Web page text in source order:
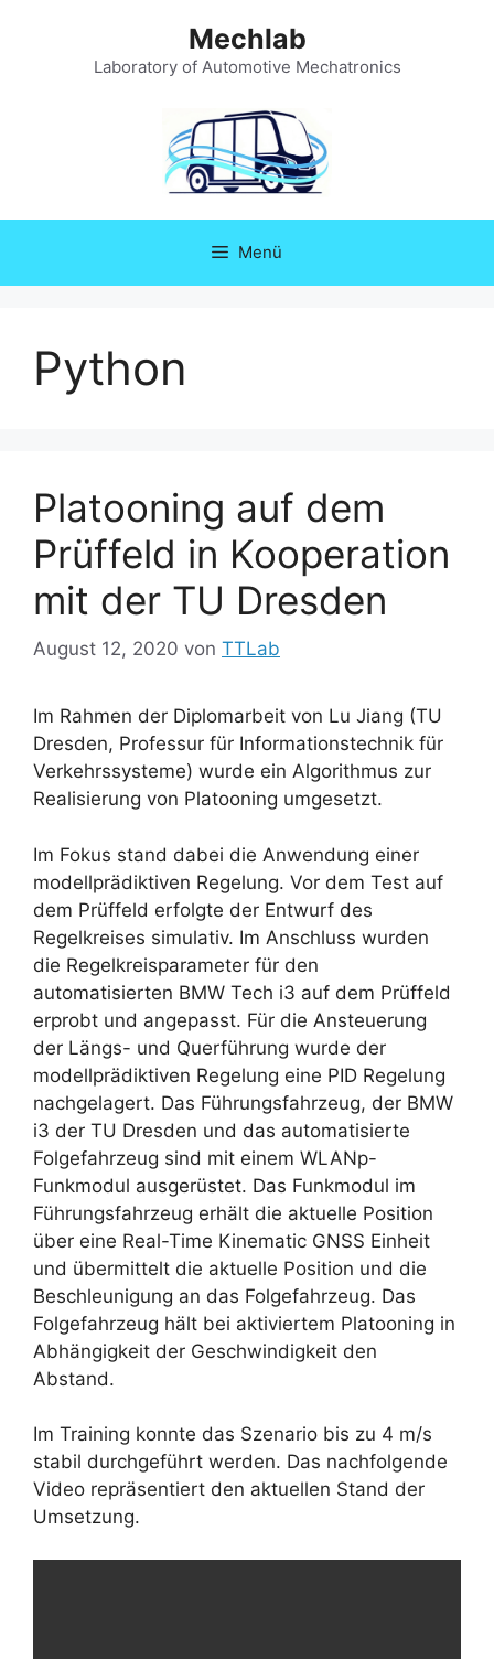
Mechlab
Laboratory of Automotive Mechatronics
Menü
Python
Platooning auf dem
Prüffeld in Kooperation
mit der TU Dresden
August 12, 2020 von TTLab
Im Rahmen der Diplomarbeit von Lu Jiang (TU
Dresden, Professur für Informations­technik für
Verkehrssys­teme) wurde ein Algorithmus zur
Realisierung von Platooning umgesetzt.
Im Fokus stand dabei die Anwendung einer
modellprädiktiven Regelung. Vor dem Test auf
dem Prüffeld erfolgte der Entwurf des
Regelkreises simulativ. Im Anschluss wurden
die Regelkreisparameter für den
automatisierten BMW Tech i3 auf dem Prüffeld
erprobt und angepasst. Für die Ansteuerung
der Längs- und Querführung wurde der
modellprädiktiven Regelung eine PID Regelung
nachgelagert. Das Führungsfahrzeug, der BMW
i3 der TU Dresden und das automatisierte
Folgefahrzeug sind mit einem WLANp-
Funkmodul ausgerüstet. Das Funkmodul im
Führungsfahrzeug erhält die aktuelle Position
über eine Real-Time Kinematic GNSS Einheit
und übermittelt die aktuelle Position und die
Beschleunigung an das Folgefahrzeug. Das
Folgefahrzeug hält bei aktiviertem Platooning in
Abhängigkeit der Geschwindigkeit den
Abstand.
Im Training konnte das Szenario bis zu 4 m/s
stabil durchgeführt werden. Das nachfolgende
Video repräsentiert den aktuellen Stand der
Umsetzung.